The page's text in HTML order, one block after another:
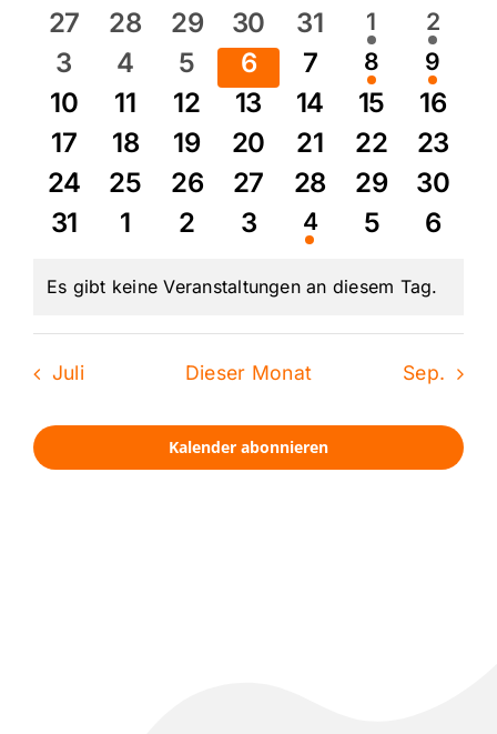
von
Veranstaltungen
0
Veranstaltungen
27
0
Veranstaltungen
28
0
Veranstaltungen
29
0
Veranstaltungen
30
0
31
1
1
1
2
0
Veranstaltungen
3
0
Veranstaltungen
4
0
Veranstaltungen
5
0
Veranstaltungen
6
0
7
1
8
1
9
0
Veranstaltungen
10
0
Veranstaltungen
11
0
Veranstaltungen
12
0
Veranstaltungen
13
0
14
0
15
0
16
0
Veranstaltungen
17
0
Veranstaltungen
18
0
Veranstaltungen
19
0
Veranstaltungen
20
0
21
0
22
0
23
0
Veranstaltungen
24
0
Veranstaltungen
25
0
Veranstaltungen
26
0
Veranstaltungen
27
0
28
0
29
0
30
0
31
0
Veranstaltungen
1
0
Veranstaltungen
2
0
Veranstaltungen
3
1
Veranstaltung
4
0
5
0
6
Hinweis
Es gibt keine Veranstaltungen an diesem Tag.
Juli Dieser Monat Sep.
Kalender abonnieren